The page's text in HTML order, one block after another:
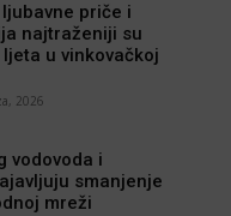
priče i
najtraženiji su
u vinkovačkoj
2026
vodovoda i
smanjenje
mreži